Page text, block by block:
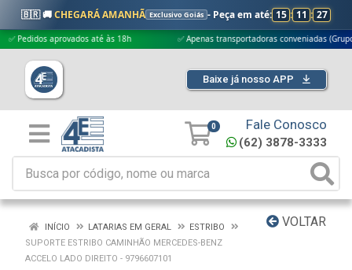
🇧🇷 🚚CHEGARÁ AMANHÃ Exclusivo Goiás - Peça em até: 15 : 11 : 26
aprovados até às 18h ✅ Apenas transportadoras conveniadas (Grupo G5)
Baixe já nosso APP
0 Fale Conosco
(62) 3878-3333
VOLTAR
INÍCIO LATARIAS EM GERAL
ESTRIBO
SUPORTE ESTRIBO CAMINHÃO MERCEDES-BENZ
ACCELO LADO DIREITO - 9796607101